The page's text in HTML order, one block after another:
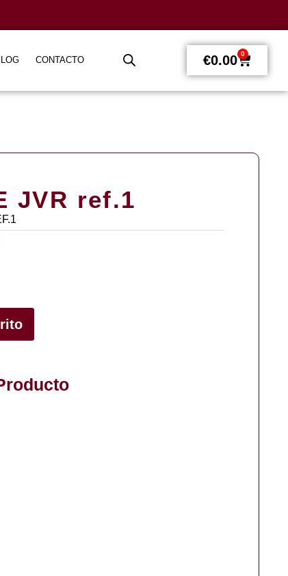
CONTACTO €0.00 0
JVR ref.1